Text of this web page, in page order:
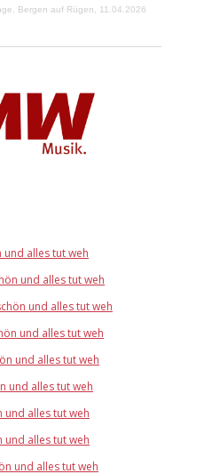
Bergen auf Rügen, 11.04.2026
und alles tut weh
und alles tut weh
und alles tut weh
und alles tut weh
und alles tut weh
und alles tut weh
und alles tut weh
und alles tut weh
und alles tut weh